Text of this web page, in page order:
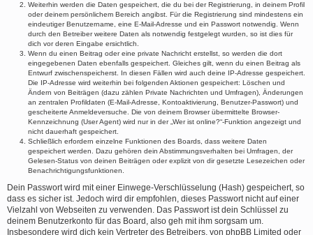
Weiterhin werden die Daten gespeichert, die du bei der Registrierung, in deinem Profil
oder deinem persönlichem Bereich angibst. Für die Registrierung sind mindestens ein
eindeutiger Benutzername, eine E-Mail-Adresse und ein Passwort notwendig. Wenn
durch den Betreiber weitere Daten als notwendig festgelegt wurden, so ist dies für
dich vor deren Eingabe ersichtlich.
Wenn du einen Beitrag oder eine private Nachricht erstellst, so werden die dort
eingegebenen Daten ebenfalls gespeichert. Gleiches gilt, wenn du einen Beitrag als
Entwurf zwischenspeicherst. In diesen Fällen wird auch deine IP-Adresse gespeichert.
Die IP-Adresse wird weiterhin bei folgenden Aktionen gespeichert: Löschen und
Ändern von Beiträgen (dazu zählen Private Nachrichten und Umfragen), Änderungen
an zentralen Profildaten (E-Mail-Adresse, Kontoaktivierung, Benutzer-Passwort) und
gescheiterte Anmeldeversuche. Die von deinem Browser übermittelte Browser-
Kennzeichnung (User Agent) wird nur in der „Wer ist online?“-Funktion angezeigt und
nicht dauerhaft gespeichert.
Schließlich erfordern einzelne Funktionen des Boards, dass weitere Daten
gespeichert werden. Dazu gehören dein Abstimmungsverhalten bei Umfragen, der
Gelesen-Status von deinen Beiträgen oder explizit von dir gesetzte Lesezeichen oder
Benachrichtigungsfunktionen.
Dein Passwort wird mit einer Einwege-Verschlüsselung (Hash) gespeichert, so
dass es sicher ist. Jedoch wird dir empfohlen, dieses Passwort nicht auf einer
Vielzahl von Webseiten zu verwenden. Das Passwort ist dein Schlüssel zu
deinem Benutzerkonto für das Board, also geh mit ihm sorgsam um.
Insbesondere wird dich kein Vertreter des Betreibers, von phpBB Limited oder